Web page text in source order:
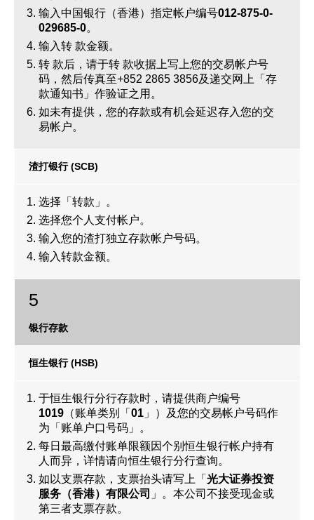
输入中国银行（香港）指定帐户编号012-875-0-
029685-0。
输入转 款金额。
转 款后，请于转 款收据上写上您的交易帐户号
码，然后传真至+852 2865 3856及递交网上「存
款通知书」作验证之用。
如未有提供，您的存款或有机会延迟存入您的交
易帐户。
渣打银行 (SCB)
选择「转款」。
选择您个人支付帐户。
输入您的渣打独立存款帐户号码。
输入转款金额。
5
银行存款
恒生银行 (HSB)
于恒生银行分行存款时，请提供商户编号
1019 （账单类别「 01 」）及您的交易帐户号码作
为「账单户口号码」。
每日最高缴付账单限额因个别恒生银行帐户持有
人而异，详情请向恒生银行分行查询。
如以支票存款，支票抬头请写上「 光大证券投资
服务（香港）有限公司 」。本公司不接受现金或
第三者支票存款。